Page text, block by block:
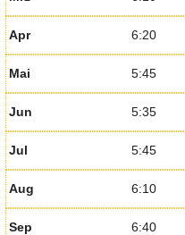
Apr 6:20
Mai 5:45
Jun 5:35
Jul 5:45
Aug 6:10
Sep 6:40